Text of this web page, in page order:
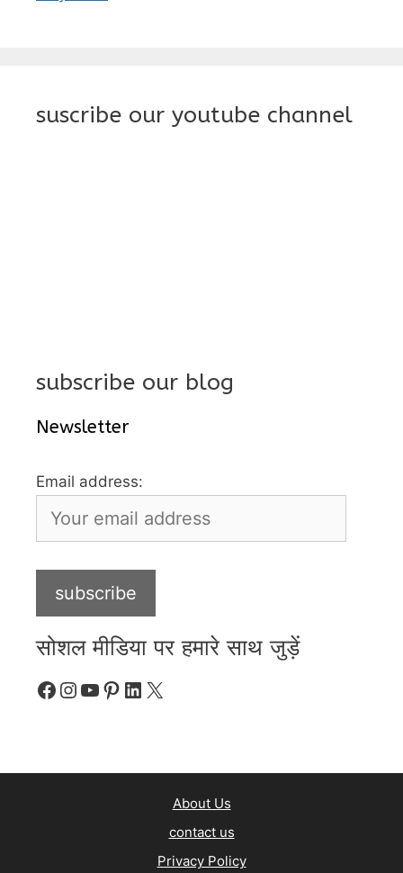
suscribe our youtube channel
subscribe our blog
Newsletter
Email address:
सोशल मीडिया पर हमारे साथ जुड़ें
Facebook
Instagram
YouTube
Pinterest
LinkedIn
X
About Us
contact us
Privacy Policy